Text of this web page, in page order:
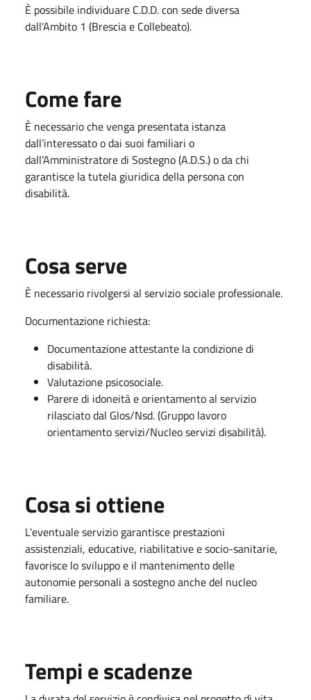
È possibile individuare C.D.D. con sede diversa
dall’Ambito 1 (Brescia e Collebeato).
Come fare
È necessario che venga presentata istanza
dall’interessato o dai suoi familiari o
dall’Amministratore di Sostegno (A.D.S.) o da chi
garantisce la tutela giuridica della persona con
disabilità.
Cosa serve
È necessario rivolgersi al servizio sociale professionale.
Documentazione richiesta:
Documentazione attestante la condizione di
disabilità.
Valutazione psicosociale.
Parere di idoneità e orientamento al servizio
rilasciato dal Glos/Nsd. (Gruppo lavoro
orientamento servizi/Nucleo servizi disabilità).
Cosa si ottiene
L'eventuale servizio garantisce prestazioni
assistenziali, educative, riabilitative e socio-sanitarie,
favorisce lo sviluppo e il mantenimento delle
autonomie personali a sostegno anche del nucleo
familiare.
Tempi e scadenze